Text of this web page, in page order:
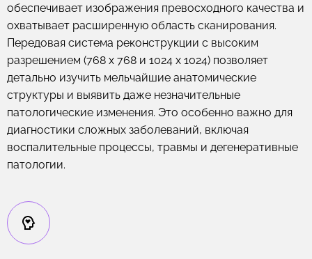
обеспечивает изображения превосходного качества и
охватывает расширенную область сканирования.
Передовая система реконструкции с высоким
разрешением (768 x 768 и 1024 x 1024) позволяет
детально изучить мельчайшие анатомические
структуры и выявить даже незначительные
патологические изменения. Это особенно важно для
диагностики сложных заболеваний, включая
воспалительные процессы, травмы и дегенеративные
патологии.